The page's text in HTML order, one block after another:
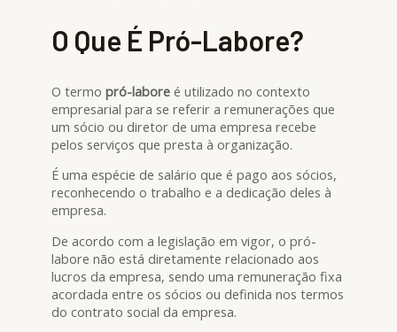
O Que É Pró-Labore?
O termo pró-labore é utilizado no contexto
empresarial para se referir a remunerações que
um sócio ou diretor de uma empresa recebe
pelos serviços que presta à organização.
É uma espécie de salário que é pago aos sócios,
reconhecendo o trabalho e a dedicação deles à
empresa.
De acordo com a legislação em vigor, o pró-
labore não está diretamente relacionado aos
lucros da empresa, sendo uma remuneração fixa
acordada entre os sócios ou definida nos termos
do contrato social da empresa.